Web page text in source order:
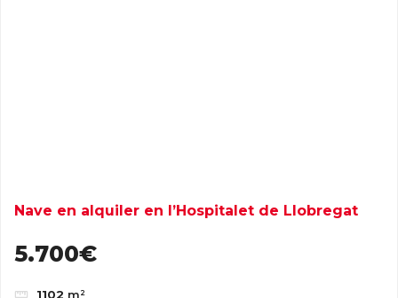
Nave en alquiler en l’Hospitalet de Llobregat
5.700€
1102 m²